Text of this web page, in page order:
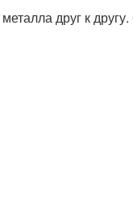
друг к